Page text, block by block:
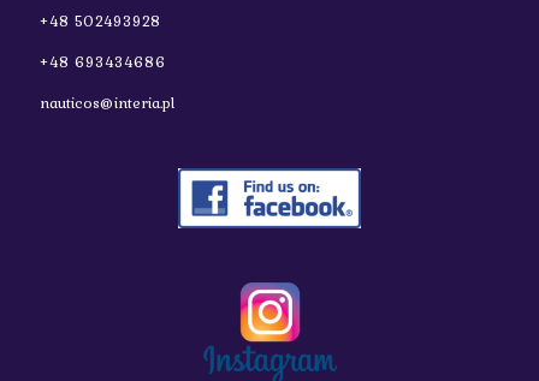
+48 502493928
+48 693434686
nauticos@interia.pl